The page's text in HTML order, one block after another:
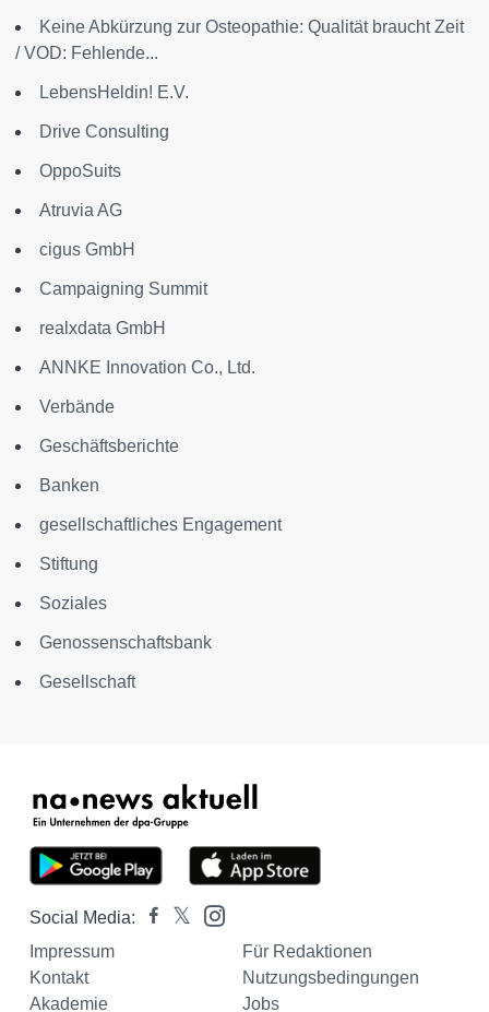
Keine Abkürzung zur Osteopathie: Qualität braucht Zeit
/ VOD: Fehlende...
LebensHeldin! E.V.
Drive Consulting
OppoSuits
Atruvia AG
cigus GmbH
Campaigning Summit
realxdata GmbH
ANNKE Innovation Co., Ltd.
Verbände
Geschäftsberichte
Banken
gesellschaftliches Engagement
Stiftung
Soziales
Genossenschaftsbank
Gesellschaft
Social Media:
Impressum
Für Redaktionen
Kontakt
Nutzungsbedingungen
Akademie
Jobs